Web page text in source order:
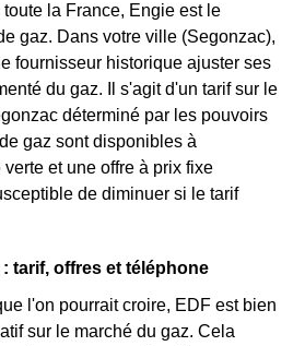
la France, Engie est le
gaz. Dans votre ville (Segonzac),
fournisseur historique ajuster ses
du gaz. Il s'agit d'un tarif sur le
déterminé par les pouvoirs
gaz sont disponibles à
et une offre à prix fixe
de diminuer si le tarif
: tarif, offres et téléphone
l'on pourrait croire, EDF est bien
sur le marché du gaz. Cela